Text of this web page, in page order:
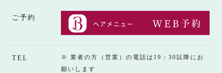
ご予約
TEL
※ 業者の方（営業）の電話は19：30以降にお
願いします